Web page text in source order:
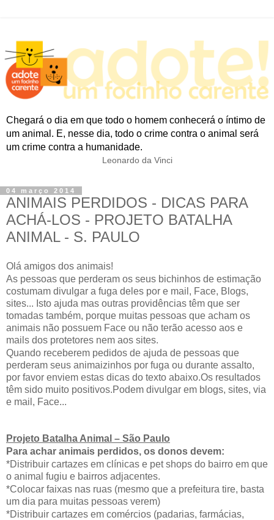
Chegará o dia em que todo o homem conhecerá o íntimo de
um animal. E, nesse dia, todo o crime contra o animal será
um crime contra a humanidade.
Leonardo da Vinci
04 março 2014
ANIMAIS PERDIDOS - DICAS PARA
ACHÁ-LOS - PROJETO BATALHA
ANIMAL - S. PAULO
Olá amigos dos animais!
As pessoas que perderam os seus bichinhos de estimação
costumam divulgar a fuga deles por e mail, Face, Blogs,
sites... Isto ajuda mas outras providências têm que ser
tomadas também, porque muitas pessoas que acham os
animais não possuem Face ou não terão acesso aos e
mails dos protetores nem aos sites.
Quando receberem pedidos de ajuda de pessoas que
perderam seus animaizinhos por fuga ou durante assalto,
por favor enviem estas dicas do texto abaixo.Os resultados
têm sido muito positivos.Podem divulgar em blogs, sites, via
e mail, Face...
Projeto Batalha Animal – São Paulo
Para achar animais perdidos, os donos devem:
*Distribuir cartazes em clínicas e pet shops do bairro em que
o animal fugiu e bairros adjacentes.
*Colocar faixas nas ruas (mesmo que a prefeitura tire, basta
um dia para muitas pessoas verem)
*Distribuir cartazes em comércios (padarias, farmácias,